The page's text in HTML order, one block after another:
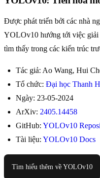
Được phát triển bởi các nhà
YOLOv10 hướng tới việc giải
tìm thấy trong các kiến trúc
Tác giả: Ao Wang, Hui
Tổ chức: Đại học Thanh
Ngày: 23-05-2024
ArXiv: 2405.14458
GitHub: YOLOv10
Tài liệu: YOLOv10 Docs
Tìm hiểu thêm về YOLOv10